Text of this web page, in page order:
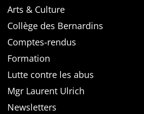
Arts & Culture
Collège des Bernardins
Comptes-rendus
Formation
Lutte contre les abus
Mgr Laurent Ulrich
Newsletters